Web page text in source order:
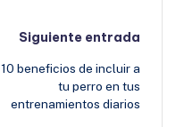
Siguiente entrada
10 beneficios de incluir a
tu perro en tus
entrenamientos diarios